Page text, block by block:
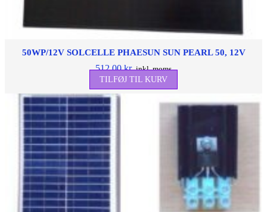
50WP/12V SOLCELLE PHAESUN SUN PEARL 50, 12V
512,00kr. inkl. moms
TILFØJ TIL KURV